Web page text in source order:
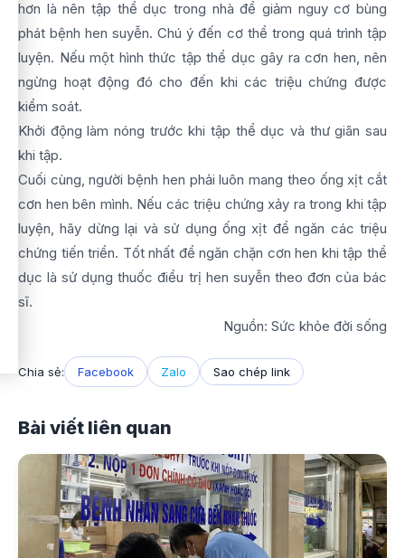
hơn là nên tập thể dục trong nhà để giảm nguy cơ bùng
phát bệnh hen suyễn. Chú ý đến cơ thể trong quá trình tập
luyện. Nếu một hình thức tập thể dục gây ra cơn hen, nên
ngừng hoạt động đó cho đến khi các triệu chứng được
kiểm soát.
Khởi động làm nóng trước khi tập thể dục và thư giãn sau
khi tập.
Cuối cùng, người bệnh hen phải luôn mang theo ống xịt cắt
cơn hen bên mình. Nếu các triệu chứng xảy ra trong khi tập
luyện, hãy dừng lại và sử dụng ống xịt để ngăn các triệu
chứng tiến triển. Tốt nhất để ngăn chặn cơn hen khi tập thể
dục là sử dụng thuốc điều trị hen suyễn theo đơn của bác
sĩ.
Nguồn: Sức khỏe đời sống
Chia sẻ: Facebook Zalo Sao chép link
Bài viết liên quan